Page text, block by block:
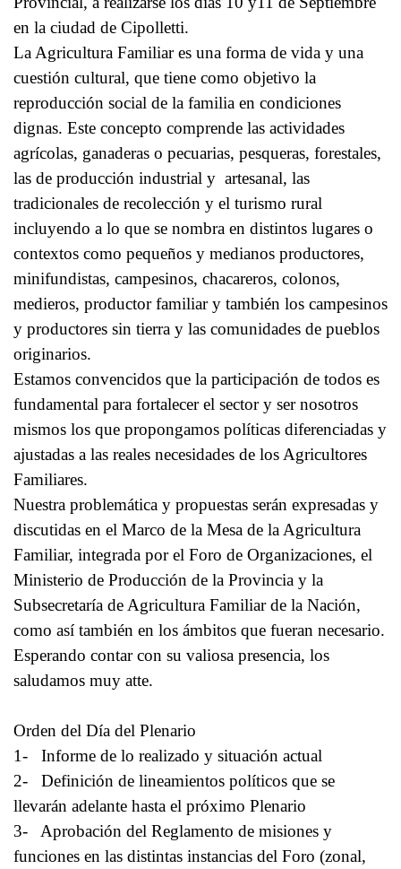
en la ciudad de Cipolletti.
La Agricultura Familiar es una forma de vida y una
cuestión cultural, que tiene como objetivo la
reproducción social de la familia en condiciones
dignas. Este concepto comprende las actividades
agrícolas, ganaderas o pecuarias, pesqueras, forestales,
las de producción industrial y artesanal, las
tradicionales de recolección y el turismo rural
incluyendo a lo que se nombra en distintos lugares o
contextos como pequeños y medianos productores,
minifundistas, campesinos, chacareros, colonos,
medieros, productor familiar y también los campesinos
y productores sin tierra y las comunidades de pueblos
originarios.
Estamos convencidos que la participación de todos es
fundamental para fortalecer el sector y ser nosotros
mismos los que propongamos políticas diferenciadas y
ajustadas a las reales necesidades de los Agricultores
Familiares.
Nuestra problemática y propuestas serán expresadas y
discutidas en el Marco de la Mesa de la Agricultura
Familiar, integrada por el Foro de Organizaciones, el
Ministerio de Producción de la Provincia y la
Subsecretaría de Agricultura Familiar de la Nación,
como así también en los ámbitos que fueran necesario.
Esperando contar con su valiosa presencia, los
saludamos muy atte.
Orden del Día del Plenario
1- Informe de lo realizado y situación actual
2- Definición de lineamientos políticos que se
llevarán adelante hasta el próximo Plenario
3- Aprobación del Reglamento de misiones y
funciones en las distintas instancias del Foro (zonal,